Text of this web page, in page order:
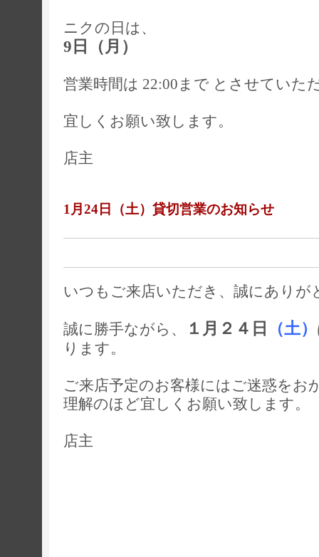
ニクの日は、
9日（月）
営業時間は 22:00まで とさせていた
宜しくお願い致します。
店主
1月24日（土）貸切営業のお知らせ
いつもご来店いただき、誠にありが
誠に勝手ながら、 １月２４日 （土）
ります。
ご来店予定のお客様にはご迷惑をお
理解のほど宜しくお願い致します。
店主